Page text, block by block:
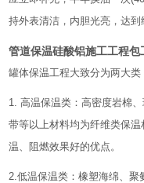
持外表清洁，内胆光亮，达到
管道保温硅酸铝施工工程包
罐体保温工程大致分为两大类
1. 高温保温类：高密度岩棉
带等以上材料均为纤维类保
温、阻燃效果好的优点。
2.低温保温类：橡塑海绵、